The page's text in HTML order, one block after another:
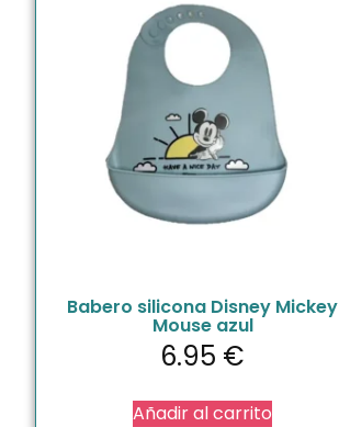
Babero silicona Disney Mickey
Mouse azul
6.95 €
Añadir al carrito